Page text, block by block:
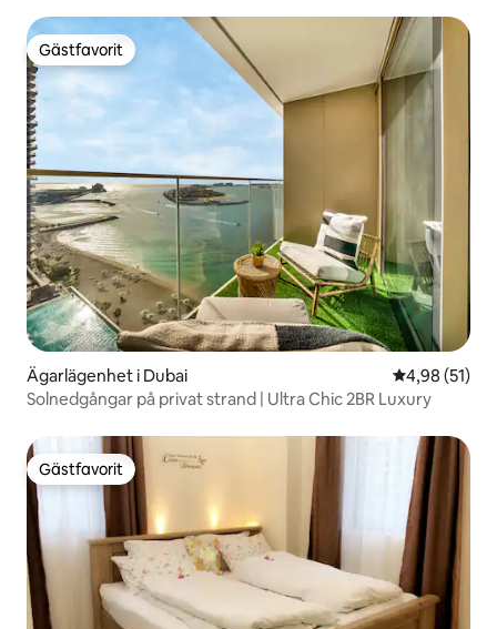
Gästfavorit
Gästfavorit
Ägarlägenhet i Dubai 4,98 av 5 i
4,98 (51)
Solnedgångar på privat strand | Ultra Chic 2BR Luxury
Gästfavorit
Gästfavorit